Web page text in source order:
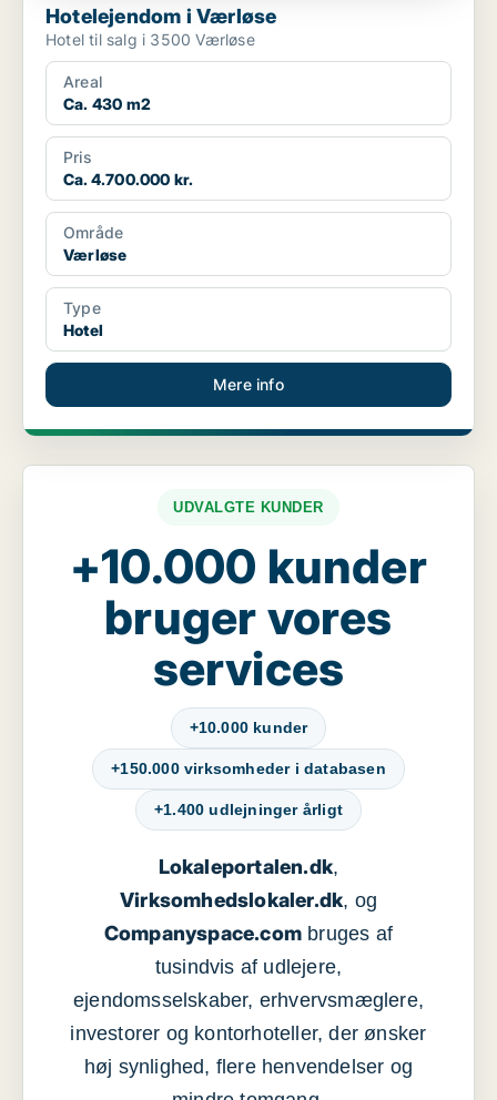
Hotelejendom i Værløse
Hotel til salg i 3500 Værløse
Areal
Ca. 430 m2
Pris
Ca. 4.700.000 kr.
Område
Værløse
Type
Hotel
Mere info
UDVALGTE KUNDER
+10.000 kunder
bruger vores
services
+10.000 kunder
+150.000 virksomheder i databasen
+1.400 udlejninger årligt
Lokaleportalen.dk,
Virksomhedslokaler.dk, og
Companyspace.com bruges af
tusindvis af udlejere,
ejendomsselskaber, erhvervsmæglere,
investorer og kontorhoteller, der ønsker
høj synlighed, flere henvendelser og